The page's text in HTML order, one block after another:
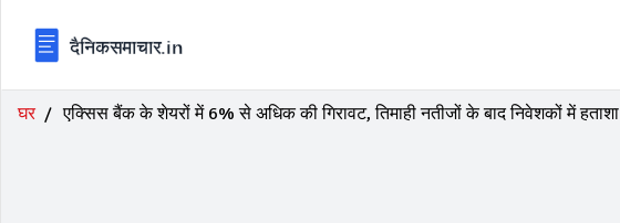
घर एक्सिस बैंक के शेयरों में 6% से अधिक की गिरावट, तिमाही नतीजों के बाद निवेशकों में हताशा